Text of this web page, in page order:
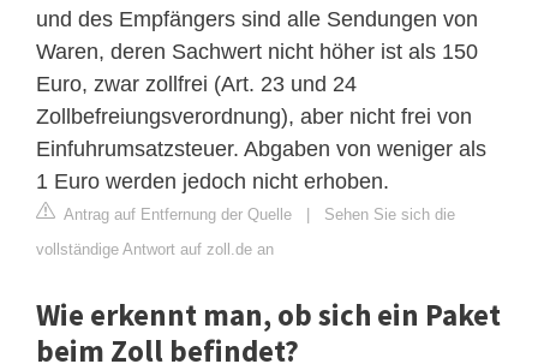
und des Empfängers sind alle Sendungen von
Waren, deren Sachwert nicht höher ist als 150
Euro, zwar zollfrei (Art. 23 und 24
Zollbefreiungsverordnung), aber nicht frei von
Einfuhrumsatzsteuer. Abgaben von weniger als
1 Euro werden jedoch nicht erhoben.
Antrag auf Entfernung der Quelle | Sehen Sie sich die
vollständige Antwort auf zoll.de an
Wie erkennt man, ob sich ein Paket
beim Zoll befindet?